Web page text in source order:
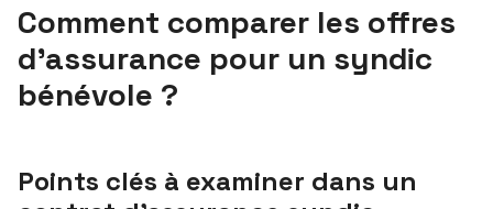
Comment comparer les offres
d’assurance pour un syndic
bénévole ?
Points clés à examiner dans un